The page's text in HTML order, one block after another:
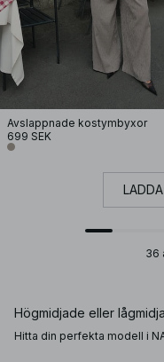
Avslappnade kostymbyxor
699 SEK
36
Högmidjade eller
Hitta din perfekta modell i